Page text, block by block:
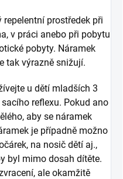
prostředek při
v práci anebo při pobytu
pobyty. Náramek
tak výrazně snižují.
u dětí mladších 3
reflexu. Pokud ano
aby se náramek
je případně možno
na nosič dětí aj.,
byl mimo dosah dítěte.
ale okamžitě